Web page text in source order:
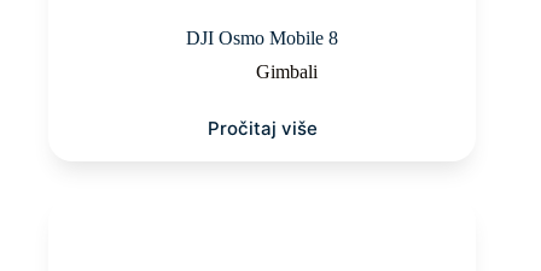
DJI Osmo Mobile 8
Gimbali
Pročitaj više